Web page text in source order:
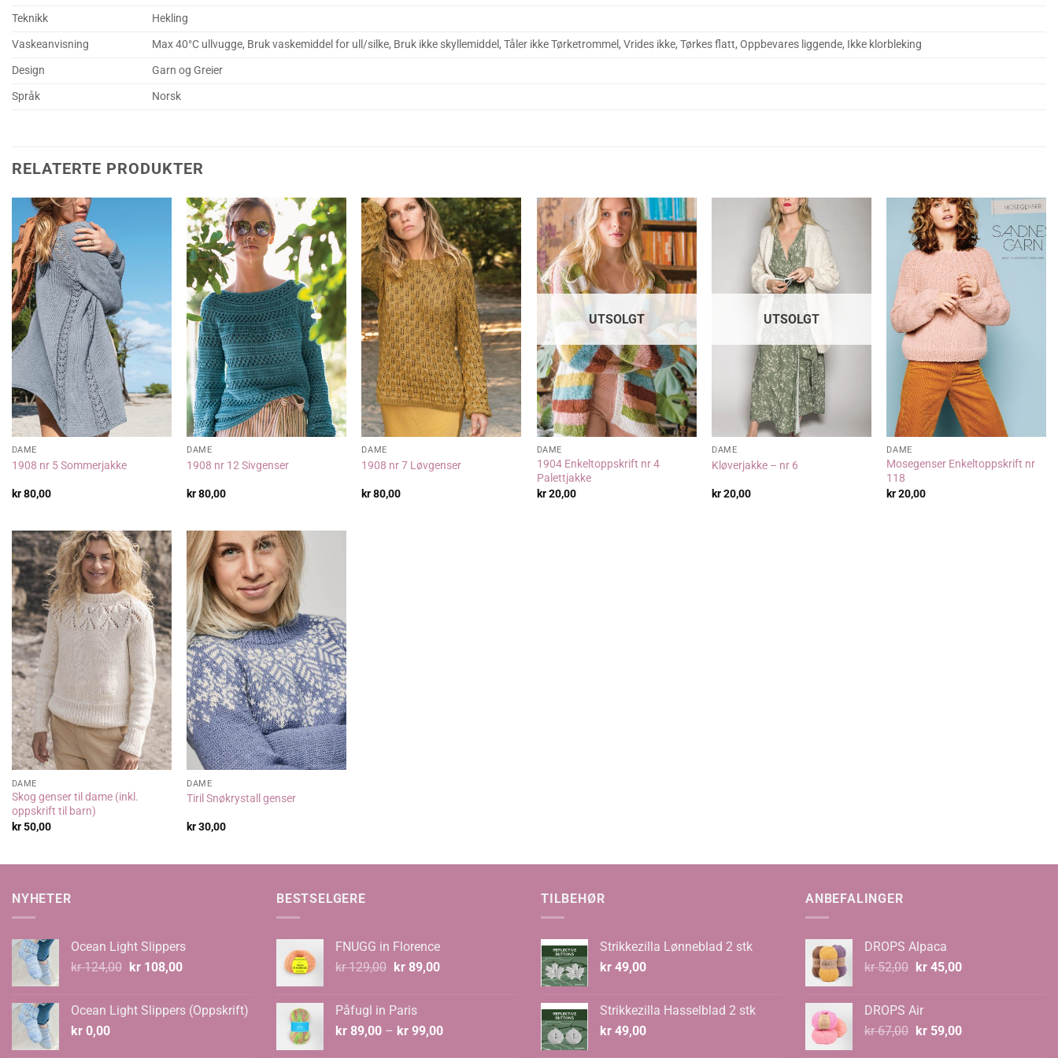
Teknikk
Hekling
Vaskeanvisning
Max 40°C ullvugge, Bruk vaskemiddel for ull/silke, Bruk ikke skyllemiddel, Tåler ikke Tørketrommel, Vrides ikke, Tørkes flatt, Oppbevares liggende, Ikke klorbleking
Design
Garn og Greier
Språk
Norsk
RELATERTE PRODUKTER
DAME
1908 nr 5 Sommerjakke
kr80,00
DAME
1908 nr 12 Sivgenser
kr80,00
DAME
1908 nr 7 Løvgenser
kr80,00
UTSOLGT
DAME
1904 Enkeltoppskrift nr 4
Palettjakke
kr20,00
UTSOLGT
DAME
Kløverjakke – nr 6
kr20,00
DAME
Mosegenser Enkeltoppskrift nr
118
kr20,00
DAME
Skog genser til dame (inkl.
oppskrift til barn)
kr50,00
DAME
Tiril Snøkrystall genser
kr30,00
NYHETER
Ocean Light Slippers
kr124,00 Opprinnelig
kr 124,00.
kr108,00Nåværende
kr 108,00.
Ocean Light Slippers (Oppskrift)
kr 0,00
BESTSELGERE
FNUGG in Florence
kr129,00 Opprinnelig
kr 129,00.
kr89,00Nåværende
Påfugl in Paris
kr 89,00 – kr 99,00Prisområde:
TILBEHØR
Strikkezilla Lønneblad 2 stk
kr 49,00
Strikkezilla Hasselblad 2 stk
kr 49,00
ANBEFALINGER
DROPS Alpaca
kr52,00 Opprinnelig
kr 52,00.
kr45,00Nåværende
DROPS Air
kr67,00 Opprinnelig
kr59,00Nåværende